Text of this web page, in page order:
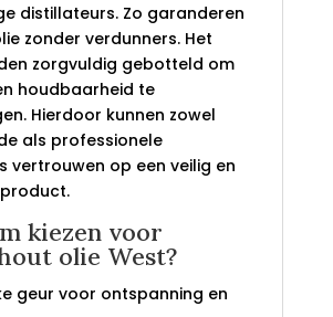
distillateurs. Zo garanderen
zonder verdunners. Het
zorgvuldig gebotteld om
houdbaarheid te
Hierdoor kunnen zowel
als professionele
vertrouwen op een veilig en
kiezen voor
olie West?
geur voor ontspanning en